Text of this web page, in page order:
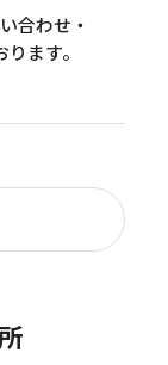
合わせ・
ます。